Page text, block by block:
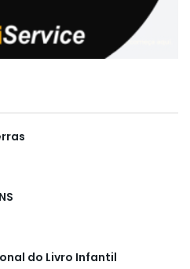
do Livro Infantil